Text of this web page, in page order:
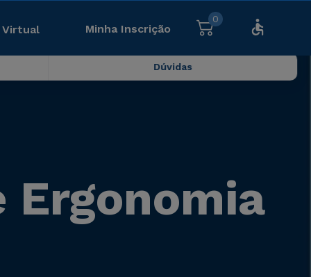
Virtual Minha Inscrição
0
Dúvidas